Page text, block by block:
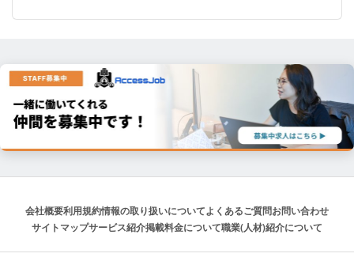
会社概要利用規約情報の取り扱いについてよくあるご質問お問い合わせ
サイトマップサービス紹介掲載料金について職業(人材)紹介について